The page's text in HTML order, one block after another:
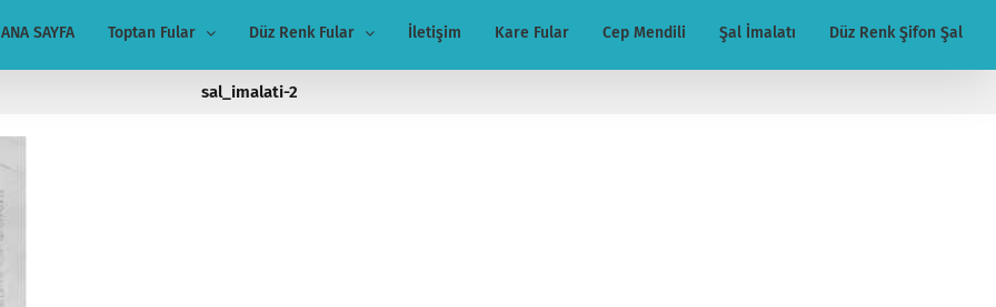
ANA SAYFA Toptan Fular Düz Renk Fular İletişim Kare Fular Cep Mendili Şal İmalatı Düz Renk Şifon Şal
sal_imalati-2